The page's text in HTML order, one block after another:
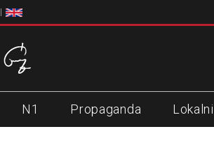
N1 Propaganda